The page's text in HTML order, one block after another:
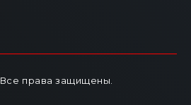
Все права защищены.